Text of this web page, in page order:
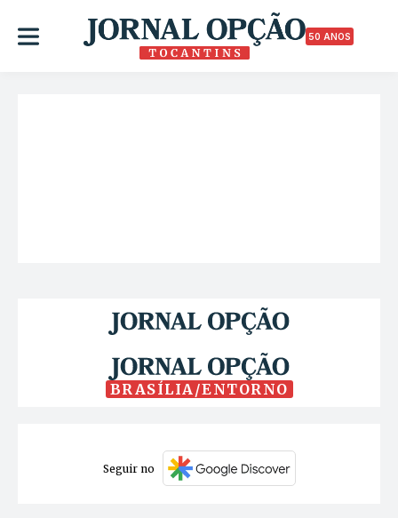
50 ANOS
BRASÍLIA/ENTORNO
Seguir no